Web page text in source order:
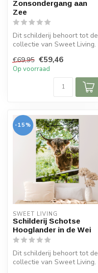
Zonsondergang aan
Zee
Dit schilderij behoort tot de
collectie van Sweet Living.
€69,95 €59,46
Op voorraad
-15%
SWEET LIVING
Schilderij Schotse
Hooglander in de Wei
Dit schilderij behoort tot de
collectie van Sweet Living.